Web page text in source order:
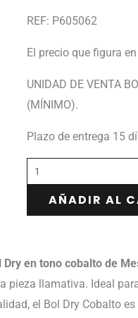
REF: P605062
El precio que figura
UNIDAD DE VENTA
(MÍNIMO).
Plazo de entrega 15
AÑADIR AL
en tono cobalto de
llamativa. Ideal
el Bol Dry Cobalto